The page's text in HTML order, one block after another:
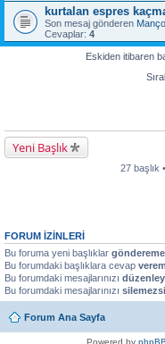
kurtalan espres
Son mesaj gönderen
Cevaplar: 4
Eskiden itibaren
Yeni Başlık
27 başlık •
FORUM IZINLERI
Bu foruma yeni başlıklar
Bu forumdaki başlıklara cevap
Bu forumdaki mesajlarınızı
Bu forumdaki mesajlarınızı
Forum Ana Sayfa
Powered by phpBB